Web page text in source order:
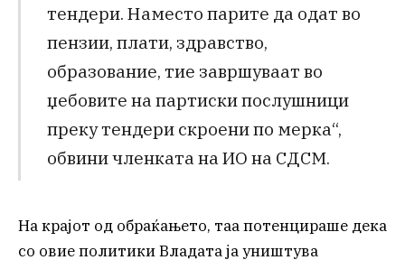
тендери. Наместо парите да одат во
пензии, плати, здравство,
образование, тие завршуваат во
џебовите на партиски послушници
преку тендери скроени по мерка“,
обвини членката на ИО на СДСМ.
На крајот од обраќањето, таа потенцираше дека
со овие политики Владата ја уништува